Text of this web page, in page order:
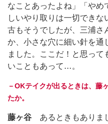
なことあったよね」「やめ
しいやり取りは一切でき
古もそうでしたが、三浦さ
か、小さな穴に細い針を通
ました。ここだ！と思っ
いこともあって…。
－OKテイクが出るときは、藤
たか。
藤ヶ谷 あるときもありま